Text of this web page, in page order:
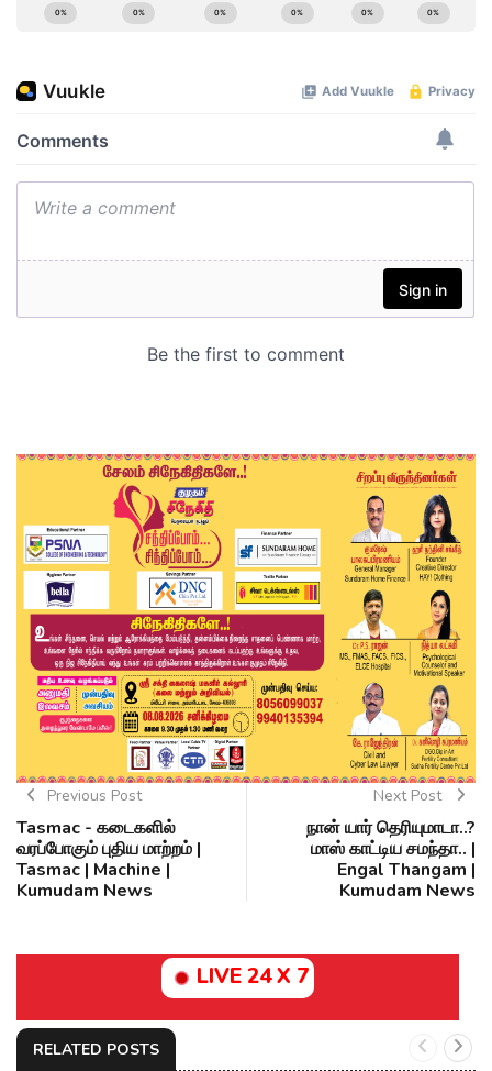
Previous Post
Tasmac - கடைகளில்
வரப்போகும் புதிய மாற்றம் |
Tasmac | Machine |
Kumudam News
Next Post
நான் யார் தெரியுமாடா..?
மாஸ் காட்டிய சமந்தா.. |
Engal Thangam |
Kumudam News
LIVE 24 X 7
RELATED POSTS